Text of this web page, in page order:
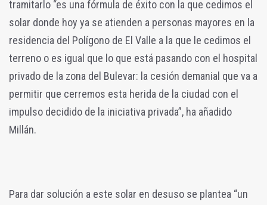
tramitarlo “es una fórmula de éxito con la que cedimos el
solar donde hoy ya se atienden a personas mayores en la
residencia del Polígono de El Valle a la que le cedimos el
terreno o es igual que lo que está pasando con el hospital
privado de la zona del Bulevar: la cesión demanial que va a
permitir que cerremos esta herida de la ciudad con el
impulso decidido de la iniciativa privada”, ha añadido
Millán.
Para dar solución a este solar en desuso se plantea “un